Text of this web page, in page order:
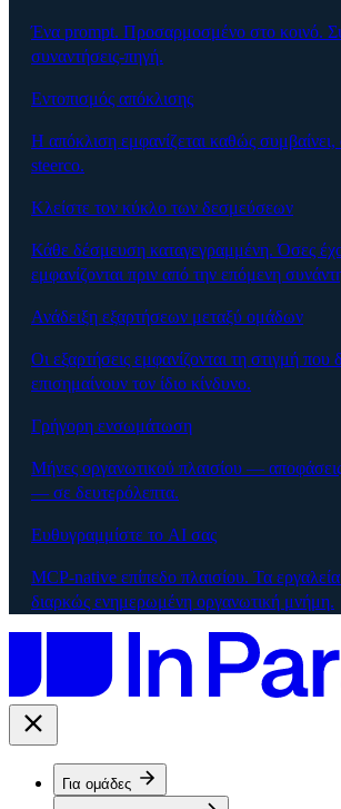
Ένα prompt. Προσαρμοσμένο στο κοινό.
συναντήσεις-πηγή.
Εντοπισμός απόκλισης
Η απόκλιση εμφανίζεται καθώς συμβαίνει,
steerco.
Κλείστε τον κύκλο των δεσμεύσεων
Κάθε δέσμευση καταγεγραμμένη. Όσες
εμφανίζονται πριν από την επόμενη
Ανάδειξη εξαρτήσεων μεταξύ ομάδων
Οι εξαρτήσεις εμφανίζονται τη στιγμή που
επισημαίνουν τον ίδιο κίνδυνο.
Γρήγορη ενσωμάτωση
Μήνες οργανωτικού πλαισίου —
— σε δευτερόλεπτα.
Ευθυγραμμίστε το AI σας
MCP-native επίπεδο πλαισίου. Τα
διαρκώς ενημερωμένη οργανωτική μνήμη.
Για ομάδες